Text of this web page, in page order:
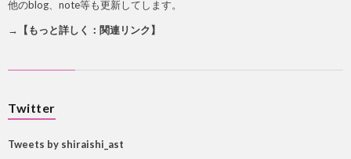
他のblog、note等も更新してします。
→【もっと詳しく：関連リンク】
Twitter
Tweets by shiraishi_ast